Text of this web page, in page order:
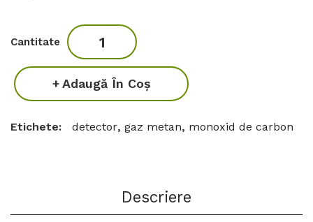
Cantitate
Adaugă În Coş
Etichete: detector, gaz metan, monoxid de carbon
Descriere